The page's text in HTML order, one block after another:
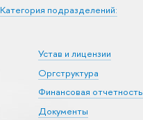
Категория подразделений:
Устав и лицензии
Оргструктура
Финансовая отчетность
Документы